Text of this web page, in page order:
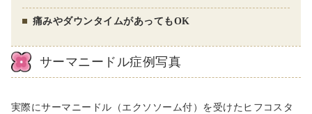
痛みやダウンタイムがあってもOK
サーマニードル症例写真
実際にサーマニードル（エクソソーム付）を受けたヒフコスタ